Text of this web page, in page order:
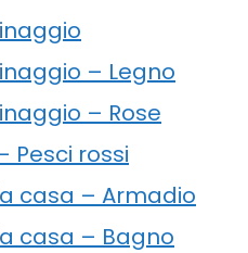
– Legno
– Rose
Pesci rossi
casa – Armadio
casa – Bagno